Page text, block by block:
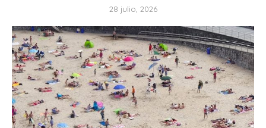
28 julio, 2026